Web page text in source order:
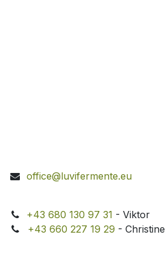
office@luvifermente.eu
+43 680 130 97 31 - Viktor
+43 660 227 19 29 - Christine